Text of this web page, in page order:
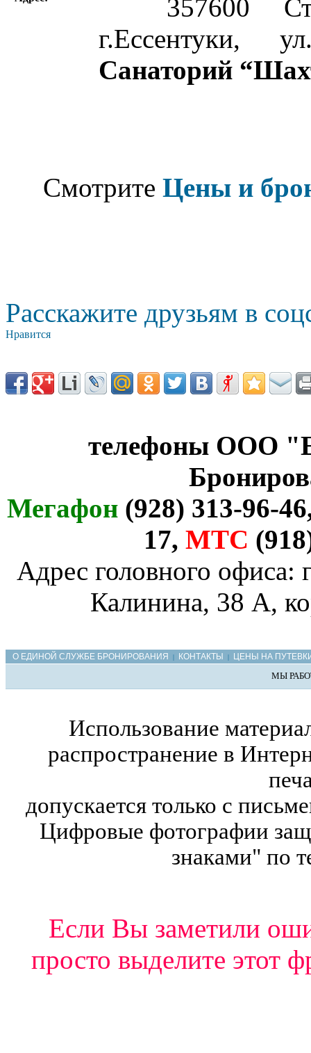
357600
г.Ессентуки,
Санаторий
СмотритеЦены и
Расскажите друзьям в
Нравится
телефоны ООО
Мегафон (928) 313-96-
17,МТС
Адрес головного офиса:
Калинина, 38 А,
О ЕДИНОЙ СЛУЖБЕ БРОНИРОВАНИЯ | КОНТАКТЫ |
ЦЕНЫ НА
МЫ
Использование
распространение в
допускается только с
Цифровые фотографии
знаками" по
Если Вы заметили
просто выделите этот